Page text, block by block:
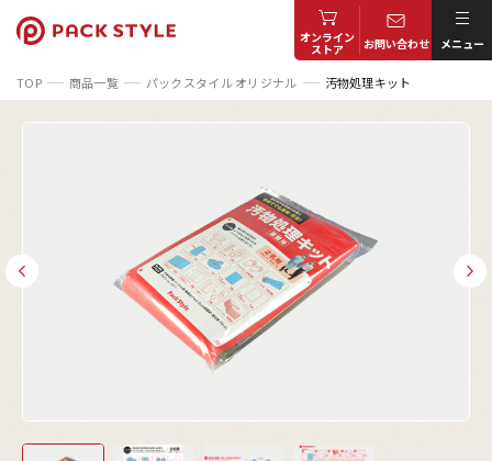
オンライン
ストア お問い合わせ メニュー
TOP 商品一覧 パックスタイル オリジナル 汚物処理キット